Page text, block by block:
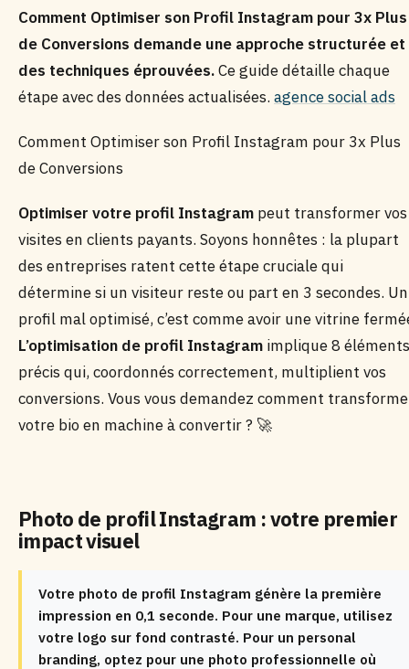
Comment Optimiser son Profil Instagram pour 3x Plus
de Conversions demande une approche structurée et
des techniques éprouvées.Ce guide détaille chaque
étape avec des données actualisées. agence social ads
Comment Optimiser son Profil Instagram pour 3x Plus
de Conversions
Optimiser votre profil Instagram peut transformer vos
visites en clients payants. Soyons honnêtes : la plupart
des entreprises ratent cette étape cruciale qui
détermine si un visiteur reste ou part en 3 secondes. Un
profil mal optimisé, c’est comme avoir une vitrine
L’optimisation de profil Instagram implique 8 éléments
précis qui, coordonnés correctement, multiplient vos
conversions. Vous vous demandez comment
votre bio en machine à convertir ? 🚀
Photo de profil Instagram : votre premier
impact visuel
Votre photo de profil Instagram génère la première
impression en 0,1 seconde. Pour une marque, utilisez
votre logo sur fond contrasté. Pour un personal
branding, optez pour une photo professionnelle où